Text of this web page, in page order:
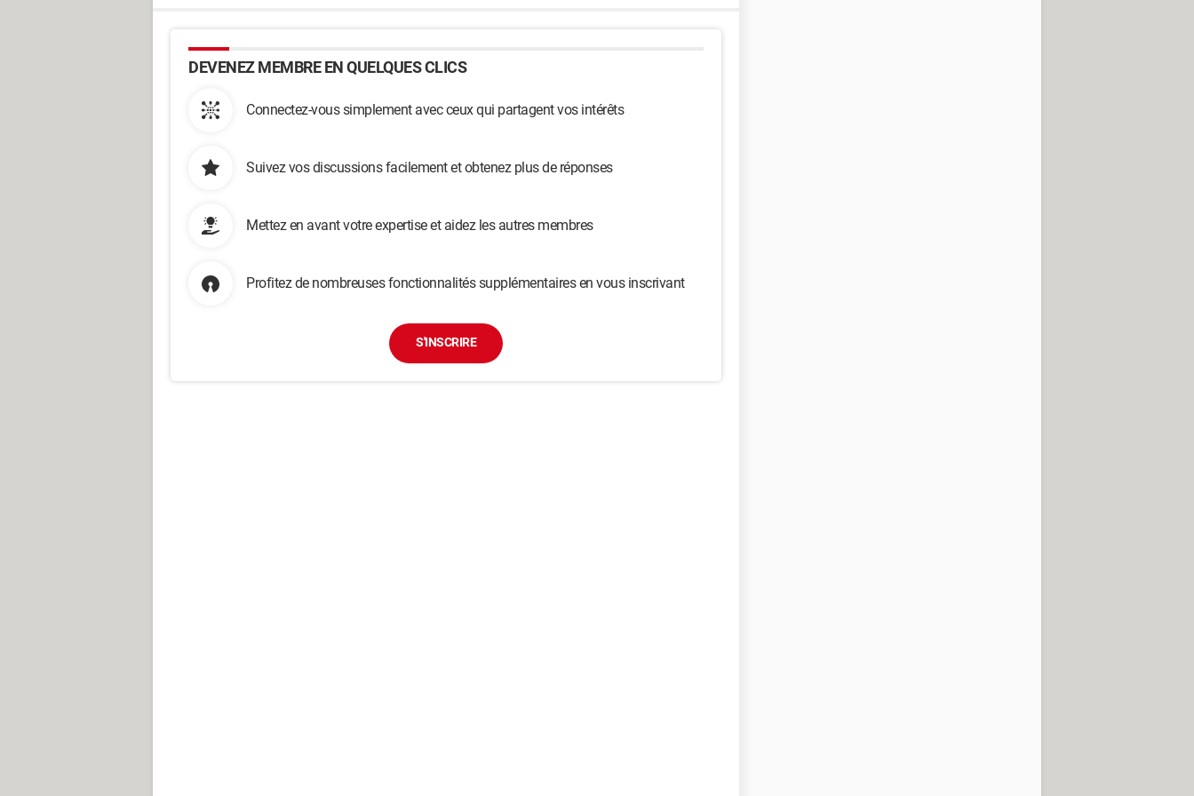
DEVENEZ MEMBRE EN QUELQUES CLICS
Connectez-vous simplement avec ceux qui partagent vos intérêts
Suivez vos discussions facilement et obtenez plus de réponses
Mettez en avant votre expertise et aidez les autres membres
Profitez de nombreuses fonctionnalités supplémentaires en vous inscrivant
S'INSCRIRE